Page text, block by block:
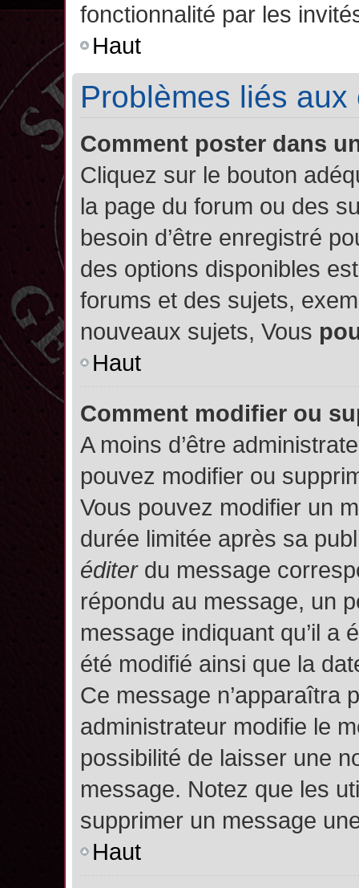
fonctionnalité par les
Haut
Problèmes liés
Comment poster dans
Cliquez sur le bouton
la page du forum ou des
besoin d’être enregistré
des options disponibles
forums et des sujets,
nouveaux sujets, Vous
Haut
Comment modifier ou
A moins d’être
pouvez modifier ou
Vous pouvez modifier un
durée limitée après sa
éditerdu message
répondu au message, un
message indiquant qu’il a
été modifié ainsi que la
Ce message n’apparaîtra
administrateur modifie le
possibilité de laisser une
message. Notez que les
supprimer un message
Haut